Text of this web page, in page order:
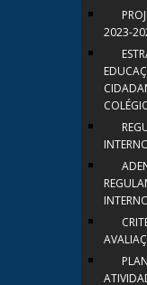
2023-